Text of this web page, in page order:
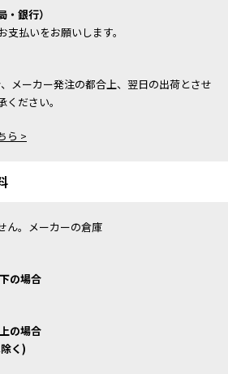
銀行）
払いをお願いします。
メーカー発注の都合上、翌日の出荷とさせ
ださい。
ら >
ん。メーカーの倉庫
の場合
の場合
く)